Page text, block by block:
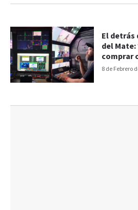
8 de Febrero
El detrás
del
comprar
calidad